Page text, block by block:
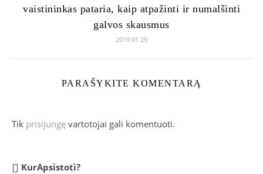
vaistininkas pataria, kaip atpažinti ir numalšinti
galvos skausmus
2019 01 29
PARAŠYKITE KOMENTARĄ
Tik prisijungę vartotojai gali komentuoti.
KurApsistoti?